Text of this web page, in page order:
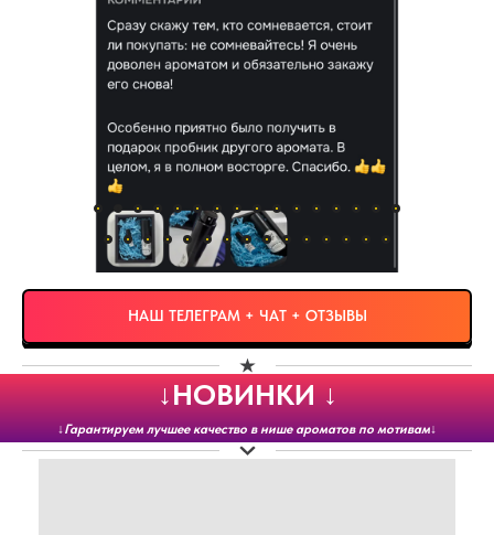
НАШ ТЕЛЕГРАМ + ЧАТ + ОТЗЫВЫ
↓НОВИНКИ ↓
↓Гарантируем лучшее качество в нише ароматов по мотивам↓